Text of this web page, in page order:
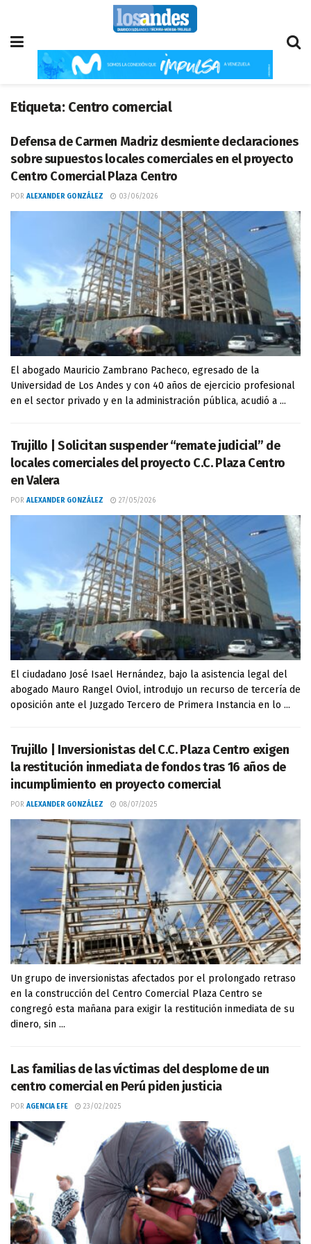
Etiqueta: Centro comercial
Defensa de Carmen Madriz desmiente declaraciones
sobre supuestos locales comerciales en el proyecto
Centro Comercial Plaza Centro
POR ALEXANDER GONZÁLEZ 03/06/2026
El abogado Mauricio Zambrano Pacheco, egresado de la
Universidad de Los Andes y con 40 años de ejercicio profesional
en el sector privado y en la administración pública, acudió a ...
Trujillo | Solicitan suspender “remate judicial” de
locales comerciales del proyecto C.C. Plaza Centro
en Valera
POR ALEXANDER GONZÁLEZ 27/05/2026
El ciudadano José Isael Hernández, bajo la asistencia legal del
abogado Mauro Rangel Oviol, introdujo un recurso de tercería de
oposición ante el Juzgado Tercero de Primera Instancia en lo ...
Trujillo | Inversionistas del C.C. Plaza Centro exigen
la restitución inmediata de fondos tras 16 años de
incumplimiento en proyecto comercial
POR ALEXANDER GONZÁLEZ 08/07/2025
Un grupo de inversionistas afectados por el prolongado retraso
en la construcción del Centro Comercial Plaza Centro se
congregó esta mañana para exigir la restitución inmediata de su
dinero, sin ...
Las familias de las víctimas del desplome de un
centro comercial en Perú piden justicia
POR AGENCIA EFE 23/02/2025